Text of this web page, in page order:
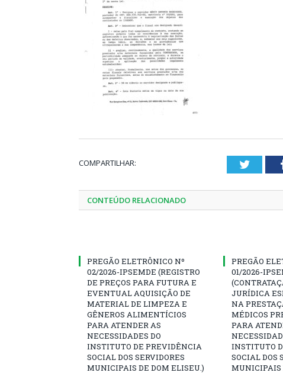
COMPARTILHAR:
CONTEÚDO RELACIONADO
PREGÃO ELETRÔNICO Nº
02/2026-IPSEMDE (REGISTRO
DE PREÇOS PARA FUTURA E
EVENTUAL AQUISIÇÃO DE
MATERIAL DE LIMPEZA E
GÊNEROS ALIMENTÍCIOS
PARA ATENDER AS
NECESSIDADES DO
INSTITUTO DE PREVIDÊNCIA
SOCIAL DOS SERVIDORES
MUNICIPAIS DE DOM ELISEU.)
PREGÃO
01/2026-
JURÍDICA
NA
MÉDICOS
PARA
INSTITUTO
SOCIAL DOS
MUNICIPAIS